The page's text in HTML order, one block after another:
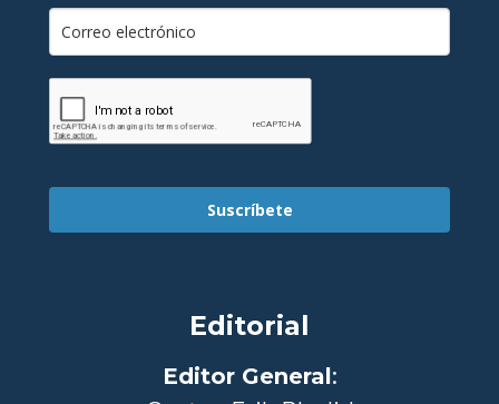
Suscríbete
Editorial
Editor General: